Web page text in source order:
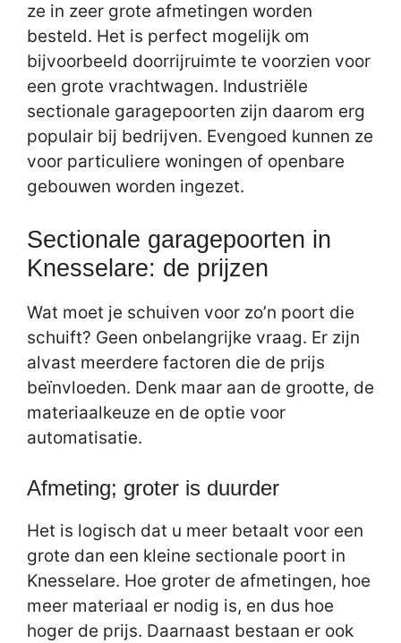
ze in zeer grote afmetingen worden
besteld. Het is perfect mogelijk om
bijvoorbeeld doorrijruimte te voorzien voor
een grote vrachtwagen. Industriële
sectionale garagepoorten zijn daarom erg
populair bij bedrijven. Evengoed kunnen ze
voor particuliere woningen of openbare
gebouwen worden ingezet.
Sectionale garagepoorten in
Knesselare: de prijzen
Wat moet je schuiven voor zo’n poort die
schuift? Geen onbelangrijke vraag. Er zijn
alvast meerdere factoren die de prijs
beïnvloeden. Denk maar aan de grootte, de
materiaalkeuze en de optie voor
automatisatie.
Afmeting; groter is duurder
Het is logisch dat u meer betaalt voor een
grote dan een kleine sectionale poort in
Knesselare. Hoe groter de afmetingen, hoe
meer materiaal er nodig is, en dus hoe
hoger de prijs. Daarnaast bestaan er ook